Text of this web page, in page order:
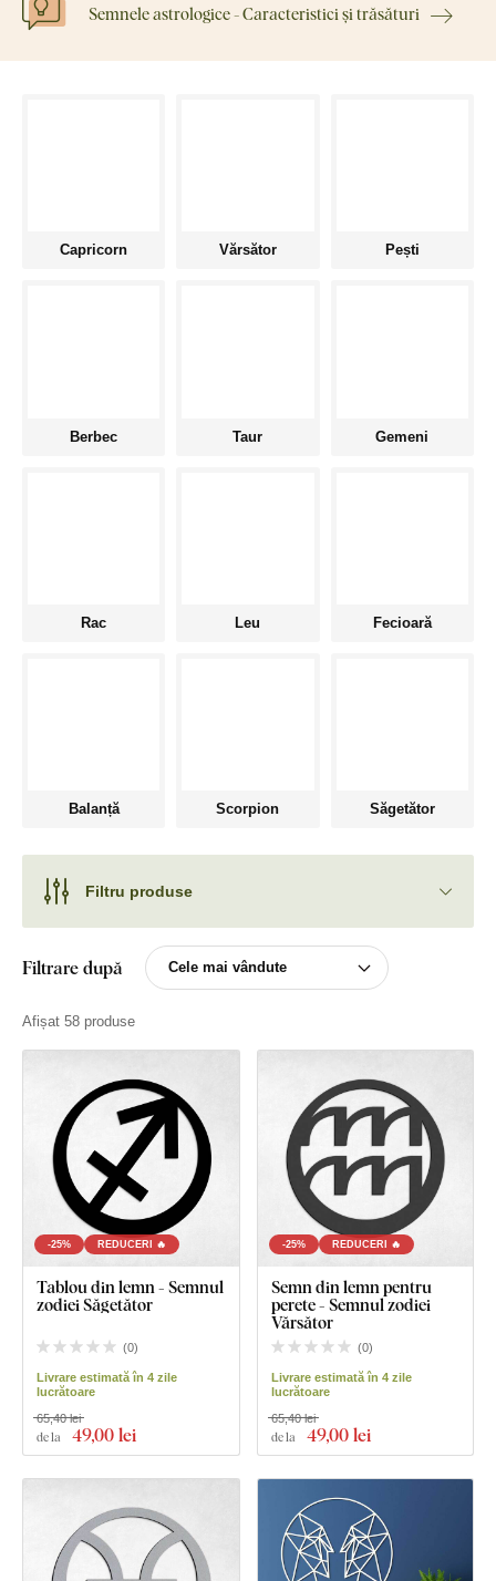
Semnele astrologice - Caracteristici și trăsături
Capricorn Vărsător Pești
Berbec Taur Gemeni
Rac Leu Fecioară
Balanță Scorpion Săgetător
Filtru produse
Filtrare după
Afișat 58 produse
-25% REDUCERI 🔥
Tablou din lemn - Semnul
zodiei Săgetător
(0)
Livrare estimată în 4 zile
lucrătoare
de la 49,00 lei
65,40 lei
-25% REDUCERI 🔥
Semn din lemn pentru
perete - Semnul zodiei
Vărsător
(0)
Livrare estimată în 4 zile
lucrătoare
de la 49,00 lei
65,40 lei